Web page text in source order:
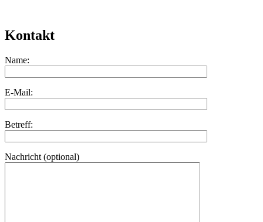
Kontakt
Name:
E-Mail:
Betreff:
Nachricht (optional)